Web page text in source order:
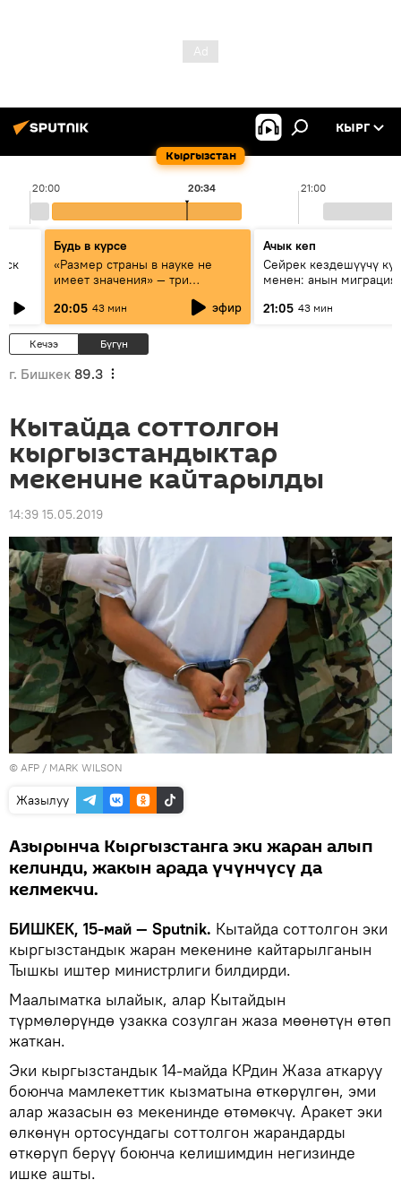
Кыргызстан
КЫРГ
20:00 21:00
20:34
Будь в курсе
«Размер страны в науке не
имеет значения» — три
эксперта о сотрудничестве
России и Кыргызстана в
образовании и исследованиях
20:05 43 мин эфир
Ачык кеп
Сейрек кездешүүчү
менен: анын
21:05 43 мин
Кечээ Бүгүн
г. Бишкек 89.3
Кытайда соттолгон
кыргызстандыктар
мекенине кайтарылды
14:39 15.05.2019
© AFP / MARK WILSON
Жазылуу
Азырынча Кыргызстанга эки жаран алып
келинди, жакын арада үчүнчүсү да
келмекчи.
БИШКЕК, 15-май — Sputnik. Кытайда соттолгон эки
кыргызстандык жаран мекенине кайтарылганын
Тышкы иштер министрлиги билдирди.
Маалыматка ылайык, алар Кытайдын
түрмөлөрүндө узакка созулган жаза мөөнөтүн өтөп
жаткан.
Эки кыргызстандык 14-майда КРдин Жаза аткаруу
боюнча мамлекеттик кызматына өткөрүлгөн, эми
алар жазасын өз мекенинде өтөмөкчү. Аракет эки
өлкөнүн ортосундагы соттолгон жарандарды
өткөрүп берүү боюнча келишимдин негизинде
ишке ашты.